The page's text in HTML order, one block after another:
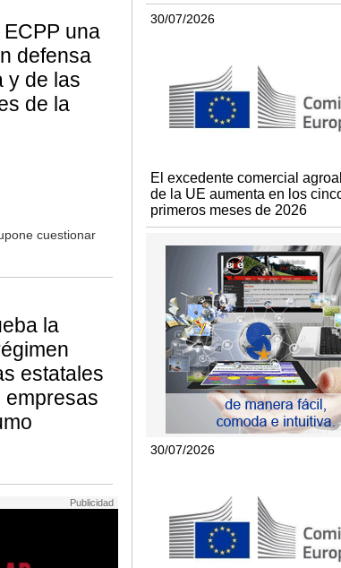
una
defensa
y de las
de la
cuestionar
la
estatales
empresas
30/07/2026
El excedente comercial
de la UE aumenta en los
primeros meses de 2026
30/07/2026